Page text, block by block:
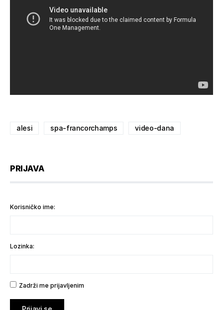
alesi spa-francorchamps video-dana
PRIJAVA
Korisničko ime:
Lozinka:
Zadrži me prijavljenim